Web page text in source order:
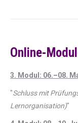
Online-
3. Modul: 06.–08.
"Schluss mit
Lernorganisation)"